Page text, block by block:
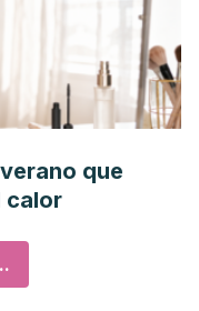
que
calor